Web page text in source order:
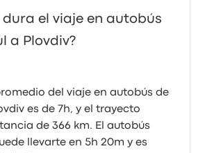
dura el viaje en autobús
a Plovdiv?
del viaje en autobús de
es de 7h, y el trayecto
de 366 km. El autobús
llevarte en 5h 20m y es